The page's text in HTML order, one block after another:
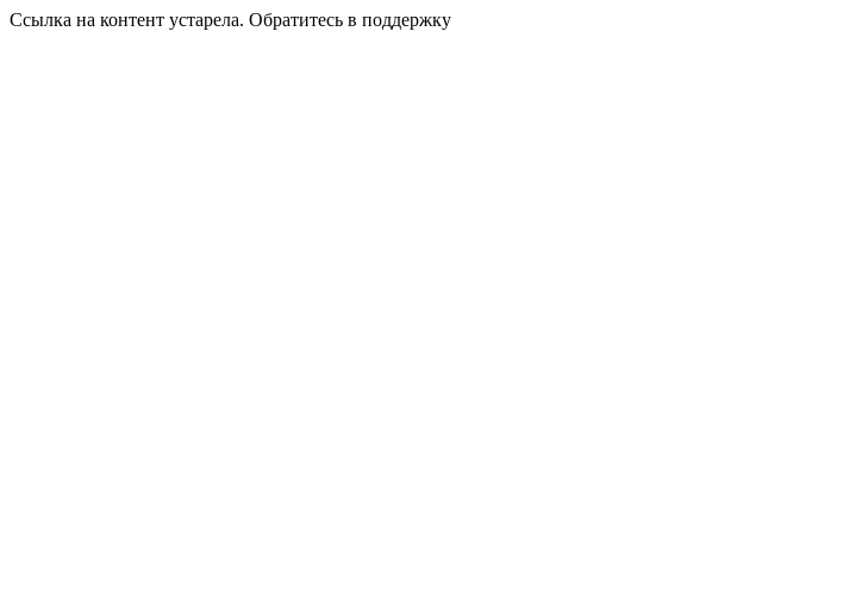
Ссылка на контент устарела. Обратитесь в поддержку